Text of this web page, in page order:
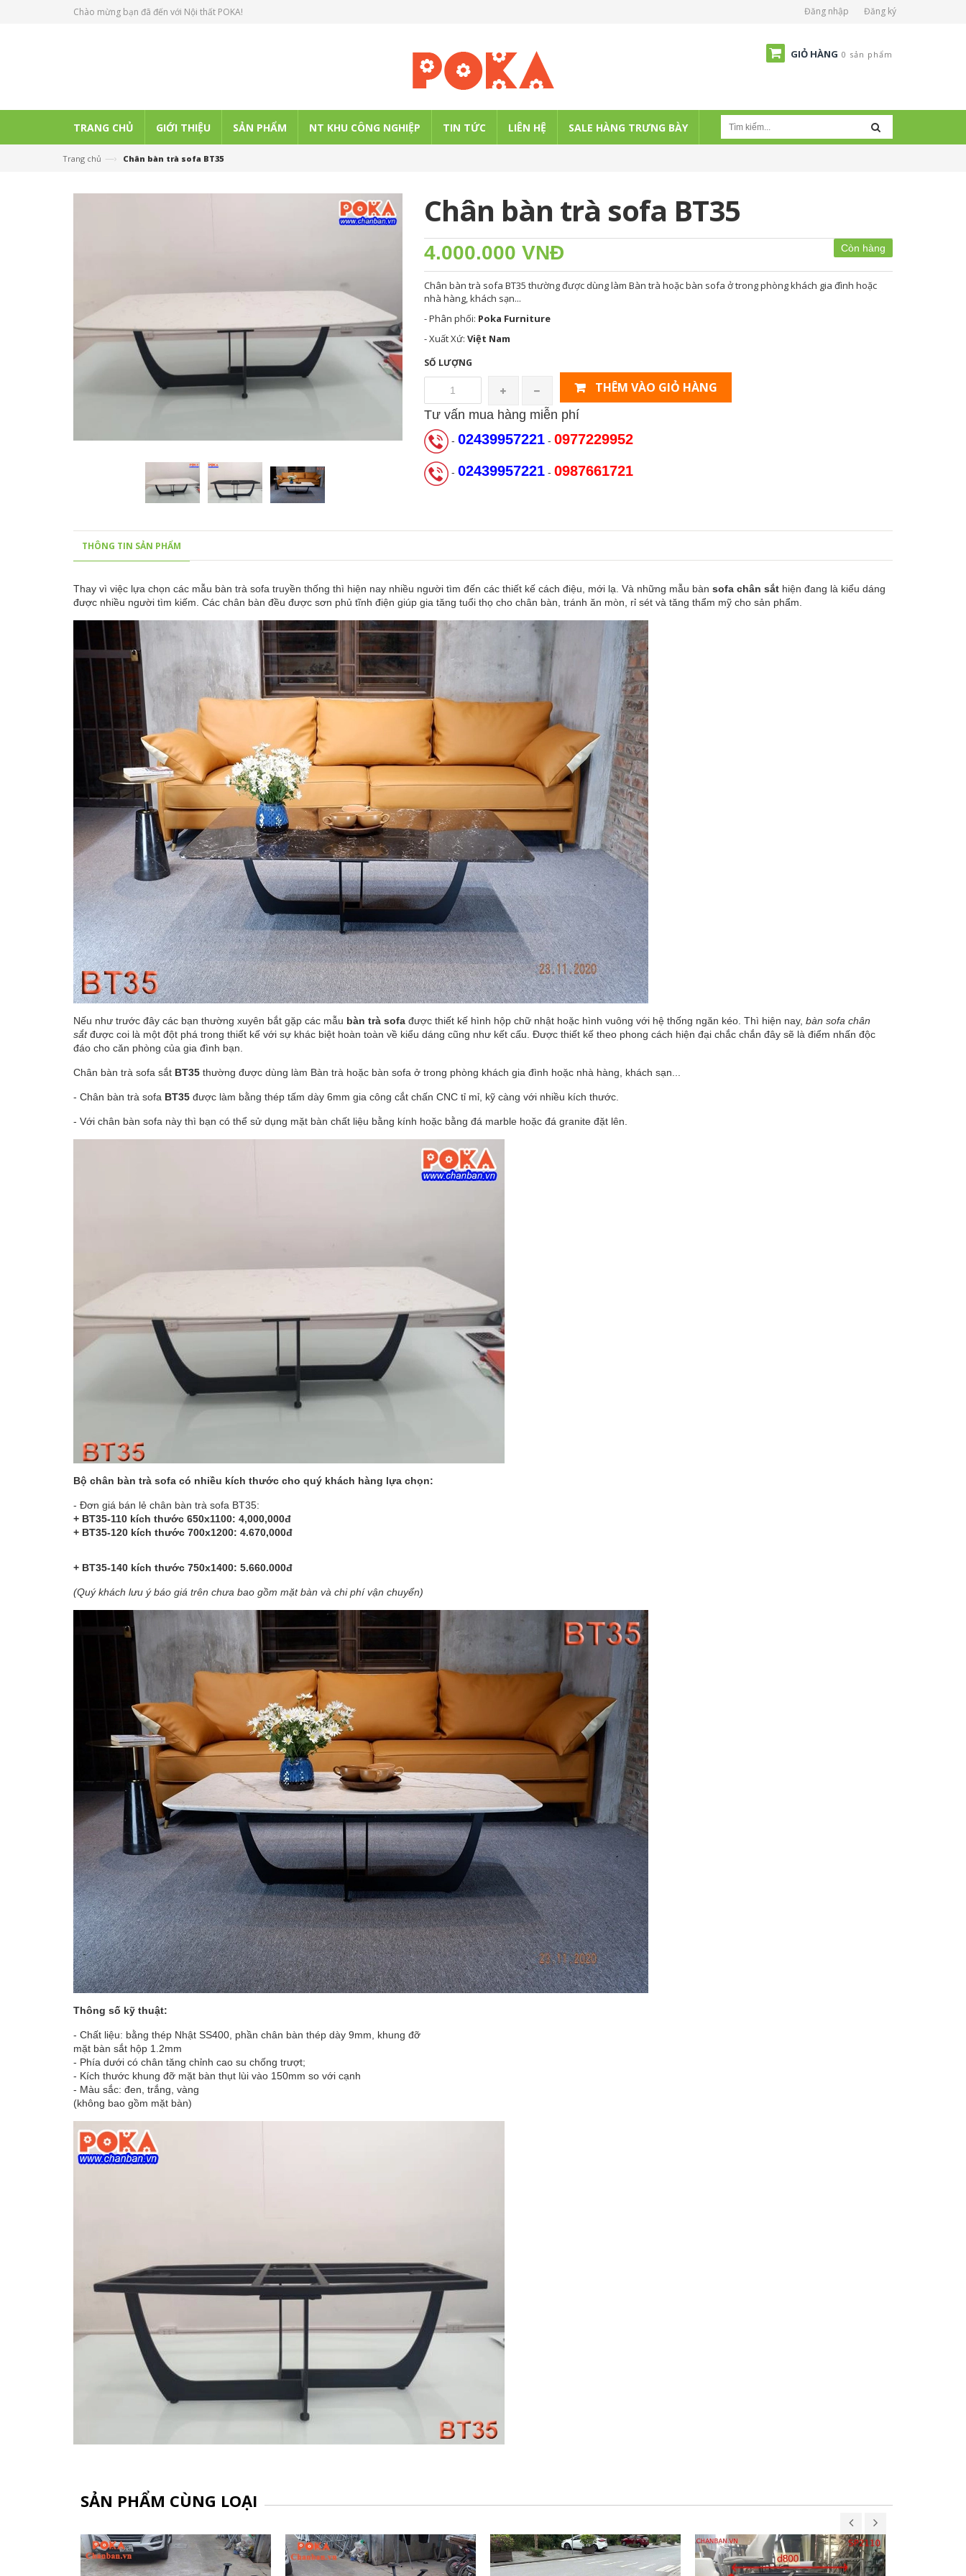
Chào mừng bạn đã đến với Nội thất POKA! Đăng nhập Đăng ký
GIỎ HÀNG 0 sản phẩm
TRANG CHỦ GIỚI THIỆU SẢN PHẨM NT KHU CÔNG NGHIỆP TIN TỨC LIÊN HỆ SALE HÀNG TRƯNG BÀY
Trang chủ —› Chân bàn trà sofa BT35
Chân bàn trà sofa BT35
Còn hàng
4.000.000 VNĐ
Chân bàn trà sofa BT35 thường được dùng làm Bàn trà hoặc bàn sofa ở trong phòng khách gia đình hoặc
nhà hàng, khách sạn...
- Phân phối: Poka Furniture
- Xuất Xứ: Việt Nam
SỐ LƯỢNG
THÊM VÀO GIỎ HÀNG
Tư vấn mua hàng miễn phí
- 02439957221- 0977229952
- 02439957221- 0987661721
THÔNG TIN SẢN PHẨM
Thay vì việc lựa chọn các mẫu bàn trà sofa truyền thống thì hiện nay nhiều người tìm đến các thiết kế cách điệu, mới lạ. Và những mẫu bàn sofa chân sắt hiện đang là kiểu dáng
được nhiều người tìm kiếm. Các chân bàn đều được sơn phủ tĩnh điện giúp gia tăng tuổi thọ cho chân bàn, tránh ăn mòn, rỉ sét và tăng thẩm mỹ cho sản phẩm.
Nếu như trước đây các bạn thường xuyên bắt gặp các mẫu bàn trà sofa được thiết kế hình hộp chữ nhật hoặc hình vuông với hệ thống ngăn kéo. Thì hiện nay, bàn sofa chân
sắtđược coi là một đột phá trong thiết kế với sự khác biệt hoàn toàn về kiểu dáng cũng như kết cấu. Được thiết kế theo phong cách hiện đại chắc chắn đây sẽ là điểm nhấn độc
đáo cho căn phòng của gia đình bạn.
Chân bàn trà sofa sắt BT35 thường được dùng làm Bàn trà hoặc bàn sofa ở trong phòng khách gia đình hoặc nhà hàng, khách sạn...
- Chân bàn trà sofa BT35 được làm bằng thép tấm dày 6mm gia công cắt chấn CNC tỉ mỉ, kỹ càng với nhiều kích thước.
- Với chân bàn sofa này thì bạn có thể sử dụng mặt bàn chất liệu bằng kính hoặc bằng đá marble hoặc đá granite đặt lên.
Bộ chân bàn trà sofa có nhiều kích thước cho quý khách hàng lựa chọn:
- Đơn giá bán lẻ chân bàn trà sofa BT35:
+ BT35-110 kích thước 650x1100: 4,000,000đ
+ BT35-120 kích thước 700x1200: 4.670,000đ
+ BT35-140 kích thước 750x1400: 5.660.000đ
(Quý khách lưu ý báo giá trên chưa bao gồm mặt bàn và chi phí vận chuyển)
Thông số kỹ thuật:
- Chất liệu: bằng thép Nhật SS400, phần chân bàn thép dày 9mm, khung đỡ
mặt bàn sắt hộp 1.2mm
- Phía dưới có chân tăng chỉnh cao su chống trượt;
- Kích thước khung đỡ mặt bàn thụt lùi vào 150mm so với cạnh
- Màu sắc: đen, trắng, vàng
(không bao gồm mặt bàn)
SẢN PHẨM CÙNG LOẠI